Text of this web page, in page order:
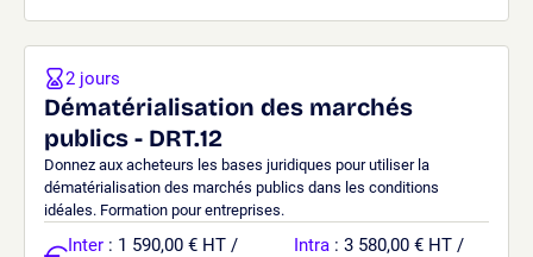
Dématérialisation des marchés
publics - DRT.12
Donnez aux acheteurs les bases juridiques pour utiliser la
dématérialisation des marchés publics dans les conditions
idéales. Formation pour entreprises.
2 jours
Inter : 1 590,00 € HT /
Intra : 3 580,00 € HT /